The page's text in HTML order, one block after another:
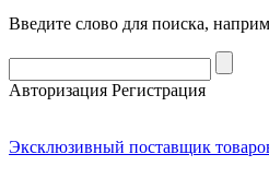
Введите слово для поиска,
Авторизация Регистрация
Эксклюзивный поставщик